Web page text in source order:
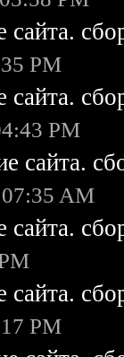
PM
PM
сайта.
AM
PM